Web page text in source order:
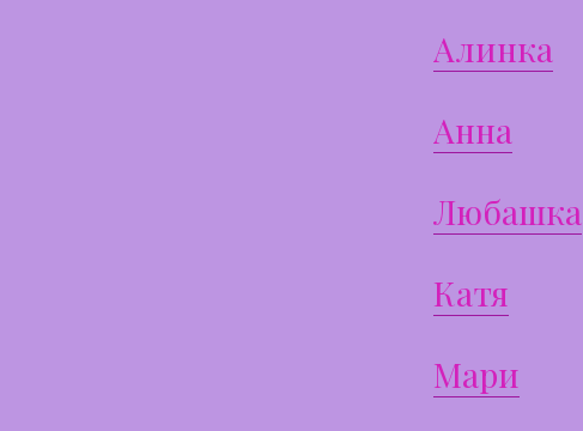
Алинка
Анна
Любашка
Катя
Мари